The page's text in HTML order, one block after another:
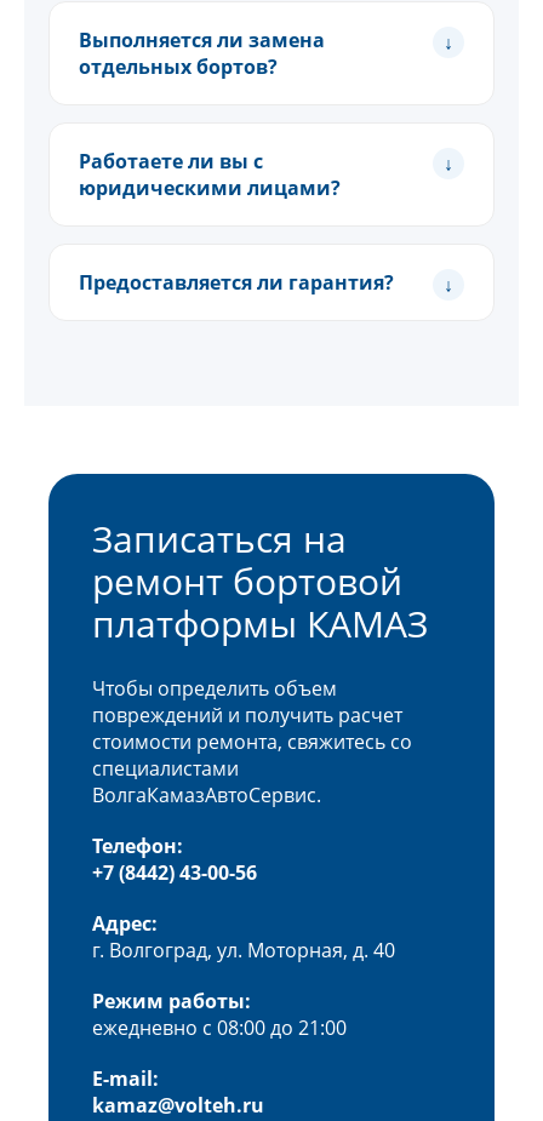
Выполняется ли замена
отдельных бортов?
Работаете ли вы с
юридическими лицами?
Предоставляется ли гарантия?
Записаться на
ремонт бортовой
платформы КАМАЗ
Чтобы определить объем
повреждений и получить расчет
стоимости ремонта, свяжитесь со
специалистами
ВолгаКамазАвтоСервис.
Телефон:
+7 (8442) 43-00-56
Адрес:
г. Волгоград, ул. Моторная, д. 40
Режим работы:
ежедневно с 08:00 до 21:00
E-mail:
kamaz@volteh.ru